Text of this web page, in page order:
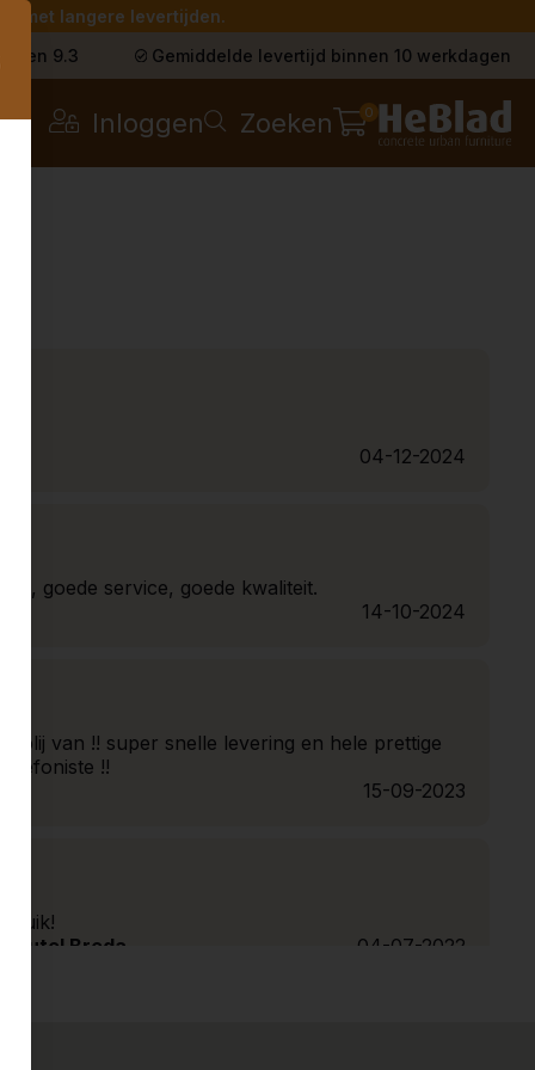
met langere levertijden.
een 9.3 Gemiddelde levertijd binnen 10 werkdagen
Inloggen Zoeken 0
04-12-2024
goede service, goede kwaliteit.
14-10-2024
blij van !! super snelle levering en hele prettige
!!
15-09-2023
Breda
04-07-2022